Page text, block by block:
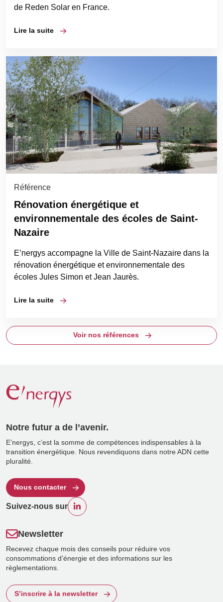
de Reden Solar en France.
Lire la suite
Référence
Rénovation énergétique et
environnementale des écoles de Saint-
Nazaire
E’nergys accompagne la Ville de Saint-Nazaire dans la
rénovation énergétique et environnementale des
écoles Jules Simon et Jean Jaurès.
Lire la suite
Voir nos références
Notre futur a de l’avenir.
E’nergys, c’est la somme de compétences indispensables à la
transition énergétique. Nous revendiquons dans notre ADN cette
pluralité.
Nous contacter
Suivez-nous sur
Newsletter
Recevez chaque mois des conseils pour réduire vos
consommations d’énergie et des informations sur les
règlementations.
S’inscrire à la newsletter